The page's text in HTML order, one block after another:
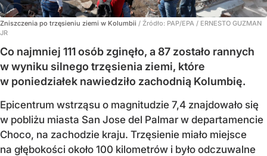
Zniszczenia po trzęsieniu ziemi w Kolumbii / Źródło: PAP/EPA / ERNESTO GUZMAN
JR
Co najmniej 111 osób zginęło, a 87 zostało rannych
w wyniku silnego trzęsienia ziemi, które
w poniedziałek nawiedziło zachodnią Kolumbię.
Epicentrum wstrząsu o magnitudzie 7,4 znajdowało się
w pobliżu miasta San Jose del Palmar w departamencie
Choco, na zachodzie kraju. Trzęsienie miało miejsce
na głębokości około 100 kilometrów i było odczuwalne